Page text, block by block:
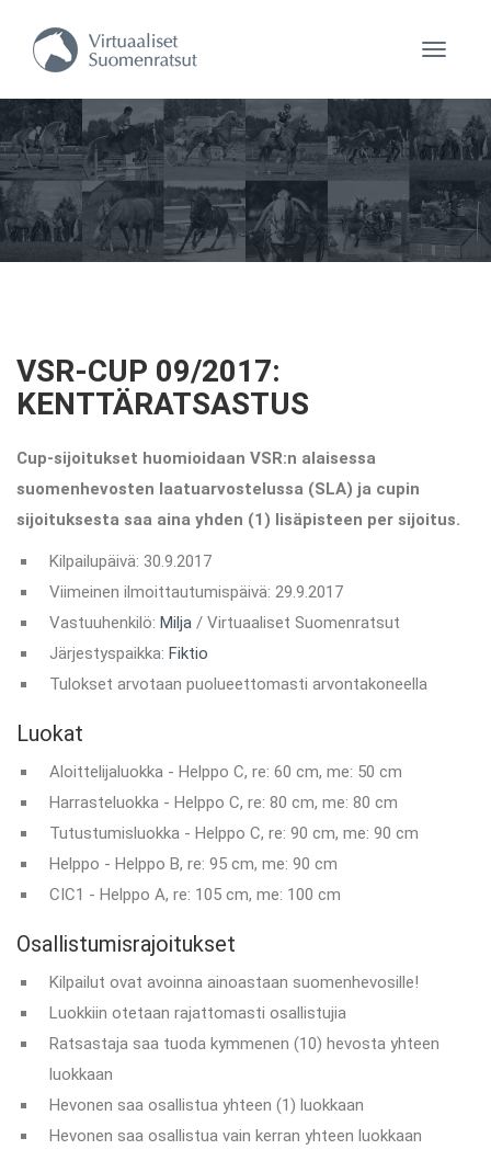
VSR-CUP 09/2017:
KENTTÄRATSASTUS
Cup-sijoitukset huomioidaan VSR:n alaisessa
suomenhevosten laatuarvostelussa (SLA) ja cupin
sijoituksesta saa aina yhden (1) lisäpisteen per sijoitus.
Kilpailupäivä: 30.9.2017
Viimeinen ilmoittautumispäivä: 29.9.2017
Vastuuhenkilö: Milja / Virtuaaliset Suomenratsut
Järjestyspaikka: Fiktio
Tulokset arvotaan puolueettomasti arvontakoneella
Luokat
Aloittelijaluokka - Helppo C, re: 60 cm, me: 50 cm
Harrasteluokka - Helppo C, re: 80 cm, me: 80 cm
Tutustumisluokka - Helppo C, re: 90 cm, me: 90 cm
Helppo - Helppo B, re: 95 cm, me: 90 cm
CIC1 - Helppo A, re: 105 cm, me: 100 cm
Osallistumisrajoitukset
Kilpailut ovat avoinna ainoastaan suomenhevosille!
Luokkiin otetaan rajattomasti osallistujia
Ratsastaja saa tuoda kymmenen (10) hevosta yhteen
luokkaan
Hevonen saa osallistua yhteen (1) luokkaan
Hevonen saa osallistua vain kerran yhteen luokkaan